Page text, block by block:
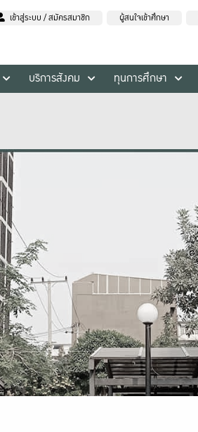
เข้าสู่ระบบ / สมัครสมาชิก ผู้สนใจเข้าศึกษา
บริการสังคม ทุนการศึกษา